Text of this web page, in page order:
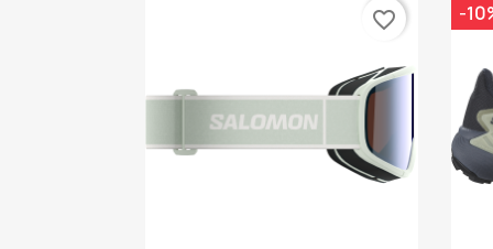
favorite_border -